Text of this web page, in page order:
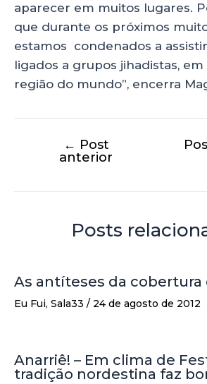
aparecer em muitos lugares.
que durante os próximos
estamos condenados a
ligados a grupos jihadistas, em
região do mundo”, encerra
← Post
anterior
Posts
As antíteses da
Eu Fui, Sala33 / 24 de agosto de 2012
Anarriê! – Em clima de
tradição nordestina faz